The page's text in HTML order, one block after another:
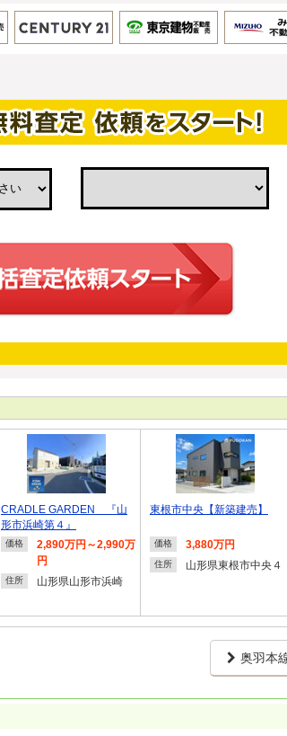
CRADLE GARDEN 『山
形市浜崎第４』
価格
2,890万円～2,990万
円
住所 山形県山形市浜崎
東根市中央【新築建売】
価格 3,880万円
住所 山形県東根市中央４
奥羽本